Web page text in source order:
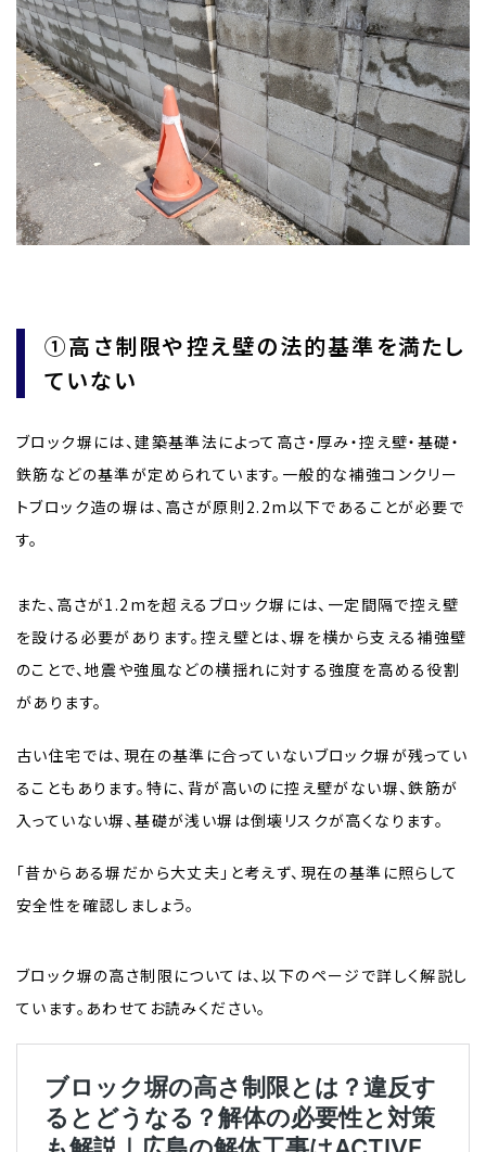
①高さ制限や控え壁の法的基準を満たし
ていない
ブロック塀には、建築基準法によって高さ・厚み・控え壁・基礎・
鉄筋などの基準が定められています。一般的な補強コンクリー
トブロック造の塀は、高さが原則2.2m以下であることが必要で
す。
また、高さが1.2mを超えるブロック塀には、一定間隔で控え壁
を設ける必要があります。控え壁とは、塀を横から支える補強壁
のことで、地震や強風などの横揺れに対する強度を高める役割
があります。
古い住宅では、現在の基準に合っていないブロック塀が残ってい
ることもあります。特に、背が高いのに控え壁がない塀、鉄筋が
入っていない塀、基礎が浅い塀は倒壊リスクが高くなります。
「昔からある塀だから大丈夫」と考えず、現在の基準に照らして
安全性を確認しましょう。
ブロック塀の高さ制限については、以下のページで詳しく解説し
ています。あわせてお読みください。